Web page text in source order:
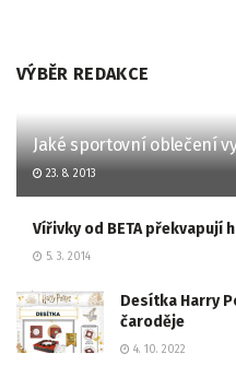
VÝBĚR REDAKCE
Jaké sportovní oblečení
23. 8. 2013
Vířivky od BETA překvapují
5. 3. 2014
Desítka Harry
čaroděje
4. 10. 2022